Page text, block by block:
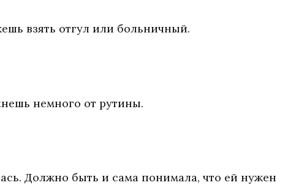
взять отгул или больничный.
немного от рутины.
Должно быть и сама понимала, что ей нужен